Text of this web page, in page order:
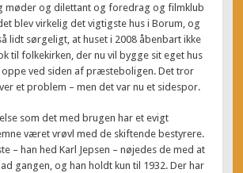
møder og dilettant og foredrag og filmklub
blev virkelig det vigtigste hus i Borum, og
lidt sørgeligt, at huset i 2008 åbenbart ikke
til folkekirken, der nu vil bygge sit eget hus
ved siden af præsteboligen. Det tror
et problem – men det var nu et sidespor.
som det med brugen har et evigt
været vrøvl med de skiftende bestyrere.
– han hed Karl Jepsen – nøjedes de med at
gangen, og han holdt kun til 1932. Der har